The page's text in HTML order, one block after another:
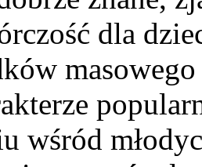
dla
wśród